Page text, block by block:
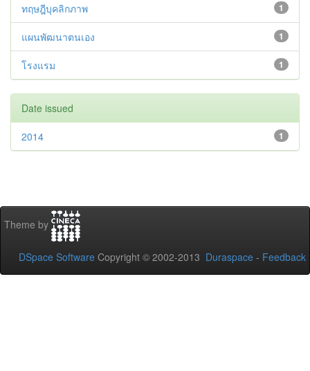
1
ทฤษฎีบุคลิกภาพ
1
แผนพัฒนาตนเอง
1
โรงแรม
Date issued
1
2014
Theme by
DSpace Software Copyright © 2002-2013 Duraspace - Feedback